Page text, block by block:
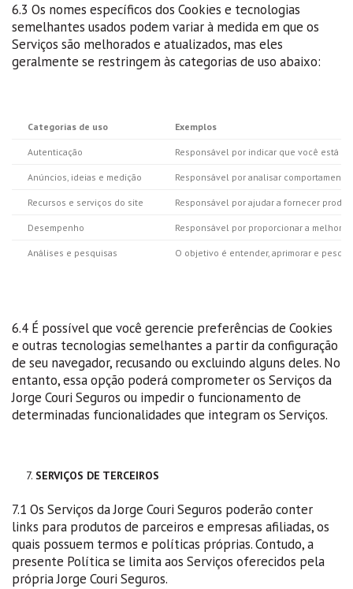
6.3 Os nomes específicos dos Cookies e tecnologias
semelhantes usados podem variar à medida em que os
Serviços são melhorados e atualizados, mas eles
geralmente se restringem às categorias de uso abaixo:
Categorias de uso Exemplos
Autenticação Responsável por indicar que você está
Anúncios, ideias e medição Responsável por analisar
Recursos e serviços do site Responsável por ajudar a fornecer
Desempenho Responsável por proporcionar a melhor
Análises e pesquisas O objetivo é entender, aprimorar e
6.4 É possível que você gerencie preferências de Cookies
e outras tecnologias semelhantes a partir da configuração
de seu navegador, recusando ou excluindo alguns deles. No
entanto, essa opção poderá comprometer os Serviços da
Jorge Couri Seguros ou impedir o funcionamento de
determinadas funcionalidades que integram os Serviços.
SERVIÇOS DE TERCEIROS
7.1 Os Serviços da Jorge Couri Seguros poderão conter
links para produtos de parceiros e empresas afiliadas, os
quais possuem termos e políticas próprias. Contudo, a
presente Política se limita aos Serviços oferecidos pela
própria Jorge Couri Seguros.